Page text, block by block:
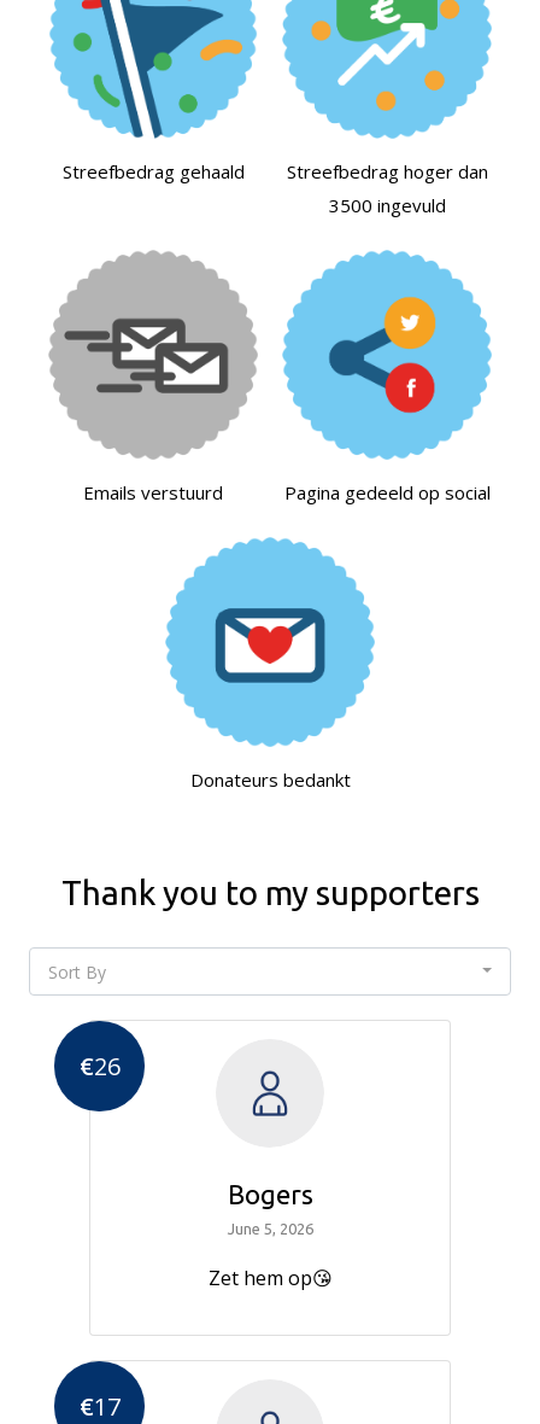
Streefbedrag gehaald
Streefbedrag hoger dan
3500 ingevuld
Emails verstuurd Pagina gedeeld op social
Donateurs bedankt
Thank you to my supporters
Sort By
€26
Bogers
June 5, 2026
Zet hem op😘
€17